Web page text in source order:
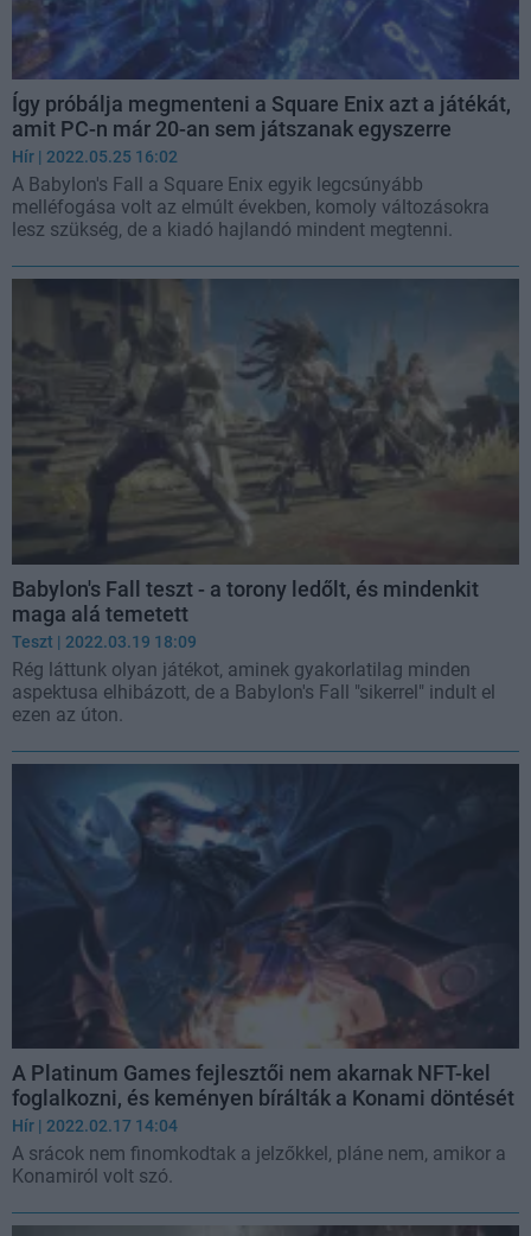
Így próbálja megmenteni a Square Enix azt a játékát,
amit PC-n már 20-an sem játszanak egyszerre
Hír | 2022.05.25 16:02
A Babylon's Fall a Square Enix egyik legcsúnyább
melléfogása volt az elmúlt években, komoly változásokra
lesz szükség, de a kiadó hajlandó mindent megtenni.
Babylon's Fall teszt - a torony ledőlt, és mindenkit
maga alá temetett
Teszt | 2022.03.19 18:09
Rég láttunk olyan játékot, aminek gyakorlatilag minden
aspektusa elhibázott, de a Babylon's Fall "sikerrel" indult el
ezen az úton.
A Platinum Games fejlesztői nem akarnak NFT-kel
foglalkozni, és keményen bírálták a Konami döntését
Hír | 2022.02.17 14:04
A srácok nem finomkodtak a jelzőkkel, pláne nem, amikor a
Konamiról volt szó.